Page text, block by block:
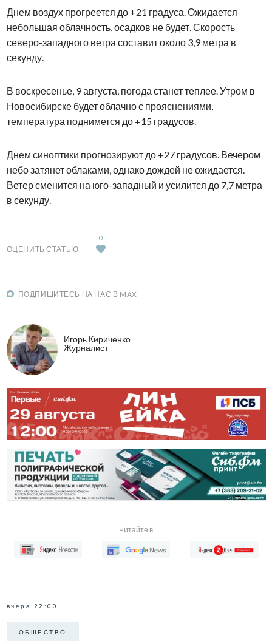
Днем воздух прогреется до +21 градуса. Ожидается
небольшая облачность, осадков не будет. Скорость
северо-западного ветра составит около 3,9 метра в
секунду.
В воскресенье, 9 августа, погода станет теплее. Утром в
Новосибирске будет облачно с прояснениями,
температура поднимется до +15 градусов.
Днем синоптики прогнозируют до +27 градусов. Вечером
небо затянет облаками, однако дождей не ожидается.
Ветер сменится на юго-западный и усилится до 7,7 метра
в секунду.
ОЦЕНИТЬ СТАТЬЮ
0
ПОДПИШИТЕСЬ НА НАС В MAX
Игорь Кириченко
Журналист
Читайте в
вчера 22:00
ОБЩЕСТВО